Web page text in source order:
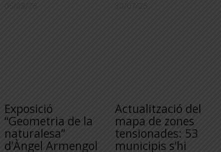
05/08/26
Exposició
“Geometria de la
naturalesa”
d’Àngel Armengol
30/07/26
Actualització del
mapa de zones
tensionades: 53
municipis s’hi